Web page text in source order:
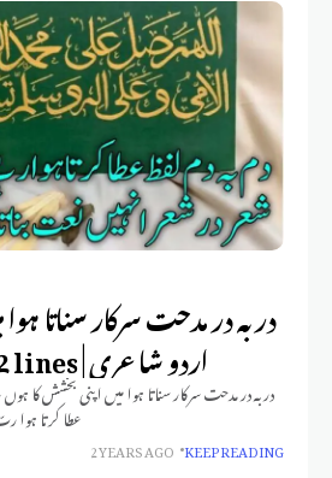
در بہ در مدحت سرکار سناتا
اردو شاعری | naat poetry 2 lines
در بہ در مدحت سرکار سناتا ہوا میں اپنی بخشش کا ہوں
عطا کرتا ہوا
2 YEARS AGO KEEP READING